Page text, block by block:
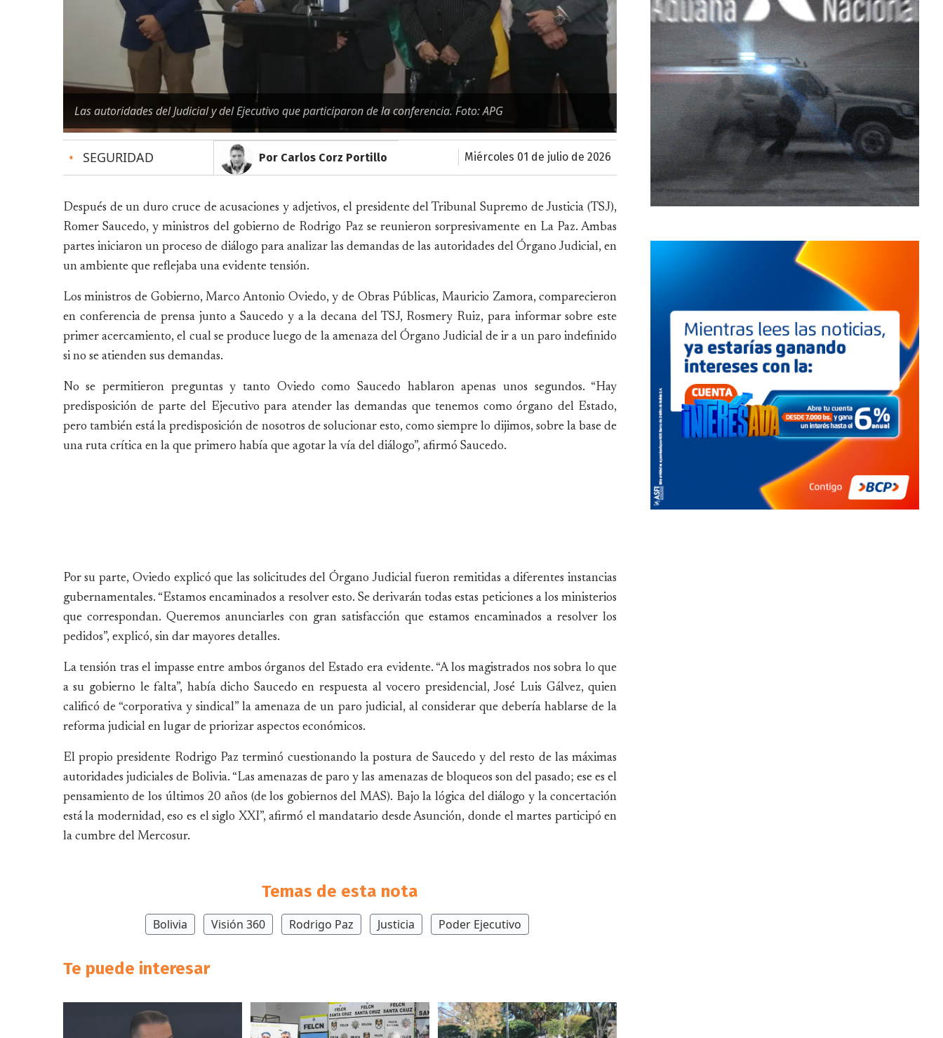
Las autoridades del Judicial y del Ejecutivo que participaron de la conferencia. Foto: APG
• SEGURIDAD Por Carlos Corz Portillo miércoles 01 de julio de 2026
Después de un duro cruce de acusaciones y adjetivos, el presidente del Tribunal Supremo de Justicia (TSJ),
Romer Saucedo, y ministros del gobierno de Rodrigo Paz se reunieron sorpresivamente en La Paz. Ambas
partes iniciaron un proceso de diálogo para analizar las demandas de las autoridades del Órgano Judicial, en
un ambiente que reflejaba una evidente tensión.
Los ministros de Gobierno, Marco Antonio Oviedo, y de Obras Públicas, Mauricio Zamora, comparecieron
en conferencia de prensa junto a Saucedo y a la decana del TSJ, Rosmery Ruiz, para informar sobre este
primer acercamiento, el cual se produce luego de la amenaza del Órgano Judicial de ir a un paro indefinido
si no se atienden sus demandas.
No se permitieron preguntas y tanto Oviedo como Saucedo hablaron apenas unos segundos. “Hay
predisposición de parte del Ejecutivo para atender las demandas que tenemos como órgano del Estado,
pero también está la predisposición de nosotros de solucionar esto, como siempre lo dijimos, sobre la base de
una ruta crítica en la que primero había que agotar la vía del diálogo”, afirmó Saucedo.
Por su parte, Oviedo explicó que las solicitudes del Órgano Judicial fueron remitidas a diferentes instancias
gubernamentales. “Estamos encaminados a resolver esto. Se derivarán todas estas peticiones a los ministerios
que correspondan. Queremos anunciarles con gran satisfacción que estamos encaminados a resolver los
pedidos”, explicó, sin dar mayores detalles.
La tensión tras el impasse entre ambos órganos del Estado era evidente. “A los magistrados nos sobra lo que
a su gobierno le falta”, había dicho Saucedo en respuesta al vocero presidencial, José Luis Gálvez, quien
calificó de “corporativa y sindical” la amenaza de un paro judicial, al considerar que debería hablarse de la
reforma judicial en lugar de priorizar aspectos económicos.
El propio presidente Rodrigo Paz terminó cuestionando la postura de Saucedo y del resto de las máximas
autoridades judiciales de Bolivia. “Las amenazas de paro y las amenazas de bloqueos son del pasado; ese es el
pensamiento de los últimos 20 años (de los gobiernos del MAS). Bajo la lógica del diálogo y la concertación
está la modernidad, eso es el siglo XXI”, afirmó el mandatario desde Asunción, donde el martes participó en
la cumbre del Mercosur.
Temas de esta nota
Bolivia Visión 360 Rodrigo Paz Justicia Poder Ejecutivo
Te puede interesar